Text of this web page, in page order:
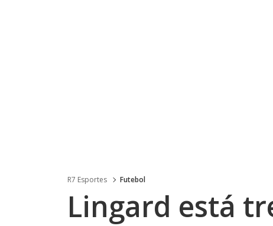
R7 Esportes Futebol
Lingard está